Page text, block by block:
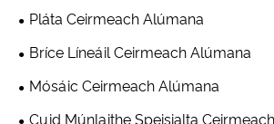
Pláta Ceirmeach Alúmana
Bríce Líneáil Ceirmeach Alúmana
Mósáic Ceirmeach Alúmana
Cuid Múnlaithe Speisialta